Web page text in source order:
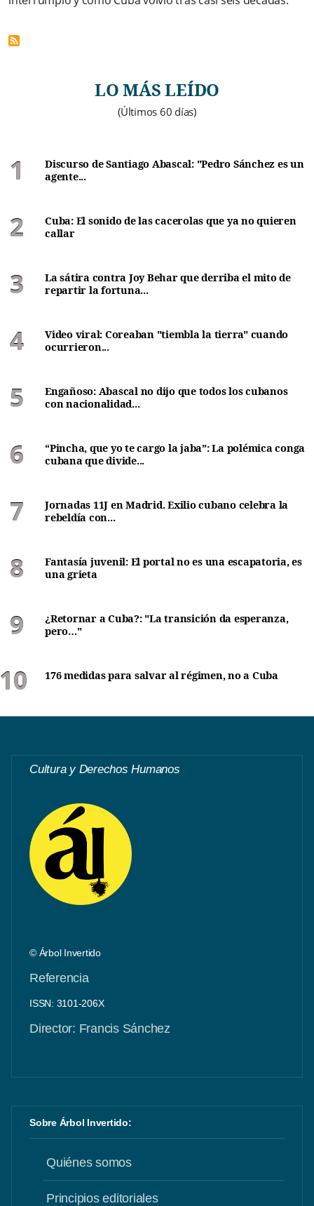
LO MÁS LEÍDO
(Últimos 60 días)
Discurso de Santiago Abascal: "Pedro Sánchez es un
agente...
Cuba: El sonido de las cacerolas que ya no quieren
callar
La sátira contra Joy Behar que derriba el mito de
repartir la fortuna...
Video viral: Coreaban "tiembla la tierra" cuando
ocurrieron...
Engañoso: Abascal no dijo que todos los cubanos
con nacionalidad...
“Pincha, que yo te cargo la jaba”: La polémica conga
cubana que divide...
Jornadas 11J en Madrid. Exilio cubano celebra la
rebeldía con...
Fantasía juvenil: El portal no es una escapatoria, es
una grieta
¿Retornar a Cuba?: "La transición da esperanza,
pero…"
176 medidas para salvar al régimen, no a Cuba
Cultura y Derechos Humanos
© Árbol Invertido
Referencia
ISSN: 3101-206X
Director: Francis Sánchez
Sobre Árbol Invertido:
Quiénes somos
Principios editoriales